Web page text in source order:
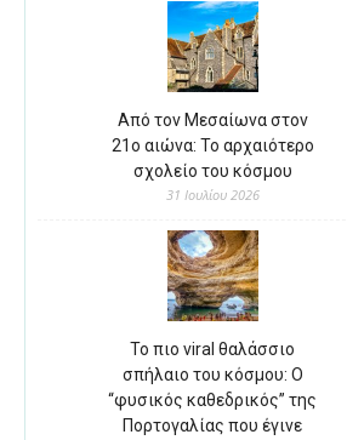
Από τον Μεσαίωνα στον
21ο αιώνα: Το αρχαιότερο
σχολείο του κόσμου
31 Ιουλίου 2026
Το πιο viral θαλάσσιο
σπήλαιο του κόσμου: Ο
“φυσικός καθεδρικός” της
Πορτογαλίας που έγινε